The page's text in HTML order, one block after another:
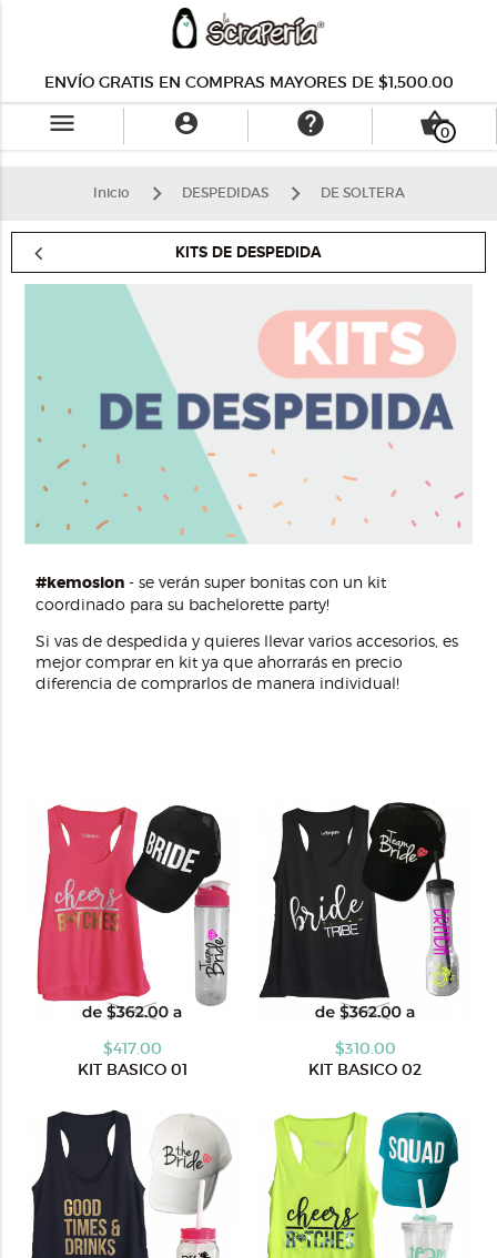
ENVÍO GRATIS EN COMPRAS MAYORES DE $1,500.00
menu  help 0
shopping_basket
Inicio DESPEDIDAS DE SOLTERA
KITS DE DESPEDIDA
#kemosion - se verán super bonitas con un kit
coordinado para su bachelorette party!
Si vas de despedida y quieres llevar varios accesorios, es
mejor comprar en kit ya que ahorrarás en precio
diferencia de comprarlos de manera individual!
$417.00
KIT BASICO 01
$310.00
KIT BASICO 02